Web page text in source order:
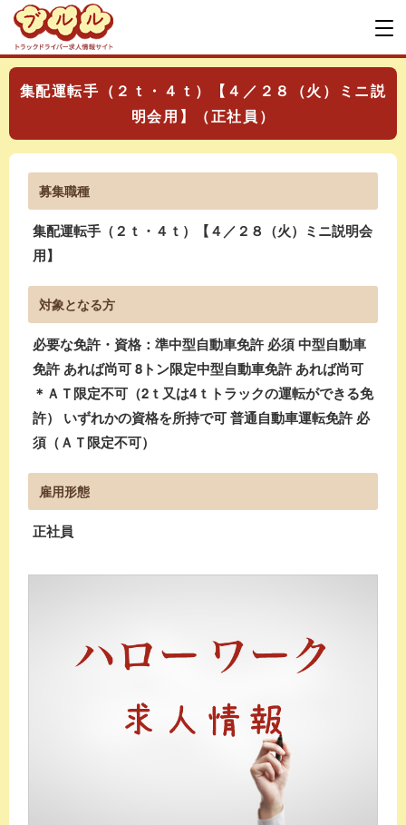
集配運転手（２ｔ・４ｔ）【４／２８（火）ミニ説
明会用】（正社員）
募集職種
集配運転手（２ｔ・４ｔ）【４／２８（火）ミニ説明会
用】
対象となる方
必要な免許・資格：準中型自動車免許 必須 中型自動車
免許 あれば尚可 8トン限定中型自動車免許 あれば尚可
＊ＡＴ限定不可（2ｔ又は4ｔトラックの運転ができる免
許） いずれかの資格を所持で可 普通自動車運転免許 必
須（ＡＴ限定不可）
雇用形態
正社員